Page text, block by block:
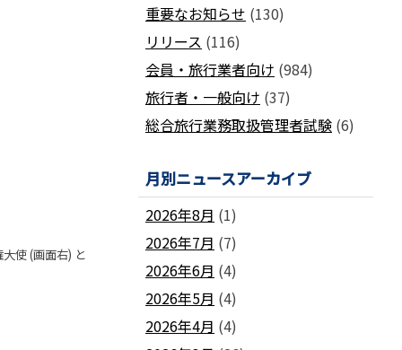
各地方事務局の情報と活動報告
関西事務局
北海道事務局
東北事務局
関東事務局
中部事務局
中四国事務局
九州事務局
沖縄事務局
JATA主催のセミナー・研修
セミナー・研修
「数字が語る旅行業」PDFファイル版
(2024-2011)
観光庁公式「旅行業者取扱額」 (主要
旅行会社の月別取扱実績)
ビジネスに活用できるインバウンドデ
使 (画面右) と
重要なお知らせ (130)
リリース (116)
会員・旅行業者向け (984)
旅行者・一般向け (37)
総合旅行業務取扱管理者試験 (6)
月別ニュースアーカイブ
2026年8月 (1)
2026年7月 (7)
2026年6月 (4)
2026年5月 (4)
2026年4月 (4)